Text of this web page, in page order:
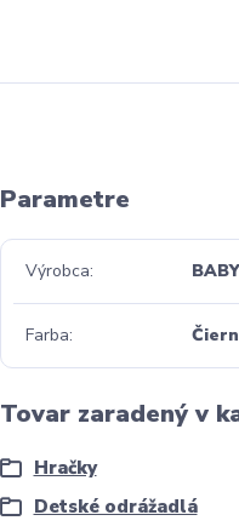
Parametre
Výrobca
Farba
Tovar zaradený v
Hračky
Detské odrážadlá